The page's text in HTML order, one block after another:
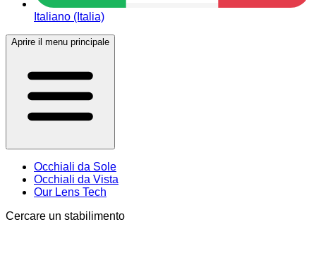
Italiano (Italia)
Aprire il menu principale
Occhiali da Sole
Occhiali da Vista
Our Lens Tech
Cercare un stabilimento